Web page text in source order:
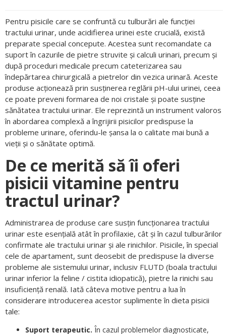
Pentru pisicile care se confruntă cu tulburări ale funcției
tractului urinar, unde acidifierea urinei este crucială, există
preparate special concepute. Acestea sunt recomandate ca
suport în cazurile de pietre struvite și calculi urinari, precum și
după proceduri medicale precum cateterizarea sau
îndepărtarea chirurgicală a pietrelor din vezica urinară. Aceste
produse acționează prin susținerea reglării pH-ului urinei, ceea
ce poate preveni formarea de noi cristale și poate susține
sănătatea tractului urinar. Ele reprezintă un instrument valoros
în abordarea complexă a îngrijirii pisicilor predispuse la
probleme urinare, oferindu-le șansa la o calitate mai bună a
vieții și o sănătate optimă.
De ce merită să îi oferi
pisicii vitamine pentru
tractul urinar?
Administrarea de produse care susțin funcționarea tractului
urinar este esențială atât în profilaxie, cât și în cazul tulburărilor
confirmate ale tractului urinar și ale rinichilor. Pisicile, în special
cele de apartament, sunt deosebit de predispuse la diverse
probleme ale sistemului urinar, inclusiv FLUTD (boala tractului
urinar inferior la feline / cistita idiopatică), pietre la rinichi sau
insuficiență renală. Iată câteva motive pentru a lua în
considerare introducerea acestor suplimente în dieta pisicii
tale:
Suport terapeutic. În cazul problemelor diagnosticate,